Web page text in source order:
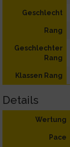
Geschlecht
Rang
Geschlechter
Rang
Klassen Rang
Details
Wertung
Pace